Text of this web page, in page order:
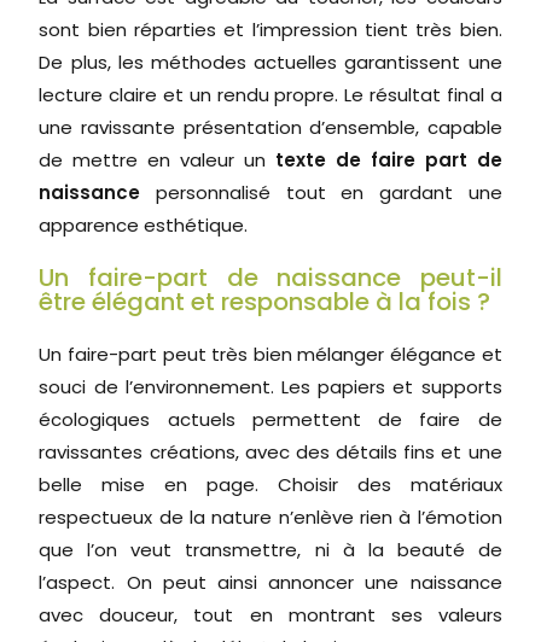
sont bien réparties et l’impression tient très bien.
De plus, les méthodes actuelles garantissent une
lecture claire et un rendu propre. Le résultat final a
une ravissante présentation d’ensemble, capable
de mettre en valeur un texte de faire part de
naissancepersonnalisé tout en gardant une
apparence esthétique.
Un faire-part de naissance peut-il
être élégant et responsable à la fois ?
Un faire-part peut très bien mélanger élégance et
souci de l’environnement. Les papiers et supports
écologiques actuels permettent de faire de
ravissantes créations, avec des détails fins et une
belle mise en page. Choisir des matériaux
respectueux de la nature n’enlève rien à l’émotion
que l’on veut transmettre, ni à la beauté de
l’aspect. On peut ainsi annoncer une naissance
avec douceur, tout en montrant ses valeurs